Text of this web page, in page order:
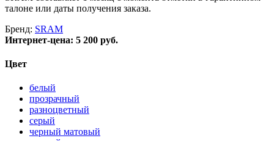
талоне или даты получения заказа.
Бренд: SRAM
Интернет-цена: 5 200 руб.
Цвет
белый
прозрачный
разноцветный
серый
черный матовый